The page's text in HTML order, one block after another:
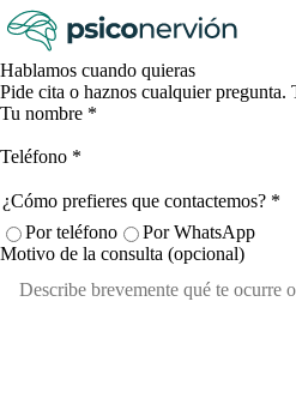
Hablamos cuando quieras
Pide cita o haznos cualquier pregunta.
Tu nombre *
Teléfono *
¿Cómo prefieres que contactemos? *
Por teléfono
Por WhatsApp
Motivo de la consulta (opcional)